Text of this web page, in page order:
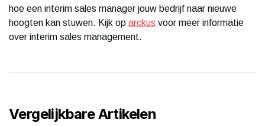
hoe een interim sales manager jouw bedrijf naar nieuwe
hoogten kan stuwen. Kijk op arckus voor meer informatie
over interim sales management.
Vergelijkbare Artikelen